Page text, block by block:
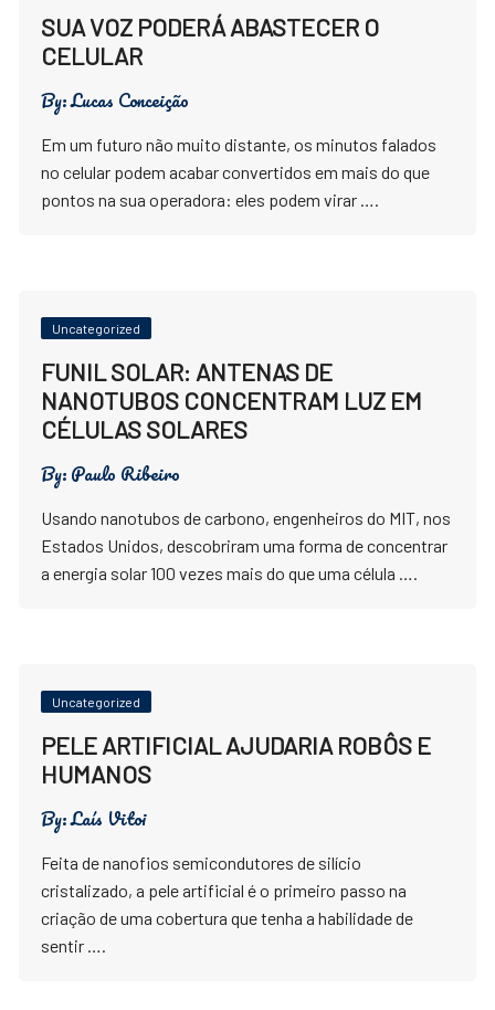
SUA VOZ PODERÁ ABASTECER O
CELULAR
By:Lucas Conceição
Em um futuro não muito distante, os minutos falados
no celular podem acabar convertidos em mais do que
pontos na sua operadora: eles podem virar ….
Uncategorized
FUNIL SOLAR: ANTENAS DE
NANOTUBOS CONCENTRAM LUZ EM
CÉLULAS SOLARES
By:Paulo Ribeiro
Usando nanotubos de carbono, engenheiros do MIT, nos
Estados Unidos, descobriram uma forma de concentrar
a energia solar 100 vezes mais do que uma célula ….
Uncategorized
PELE ARTIFICIAL AJUDARIA ROBÔS E
HUMANOS
By:Laís Vitoi
Feita de nanofios semicondutores de silício
cristalizado, a pele artificial é o primeiro passo na
criação de uma cobertura que tenha a habilidade de
sentir ….